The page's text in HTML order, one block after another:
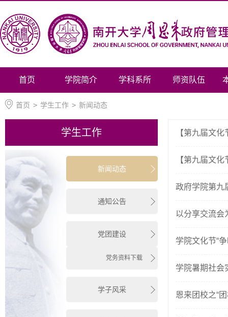
首页 学院简介 学科系所 师资队伍
首页 > 学生工作 > 新闻动态
学生工作
新闻动态
通知公告
党团建设
党务资料下载
学子风采
【第九届文
【第九届文
政府学院第九
以分享交流
学院文化节“
学院暑期社会
恩来团校之“